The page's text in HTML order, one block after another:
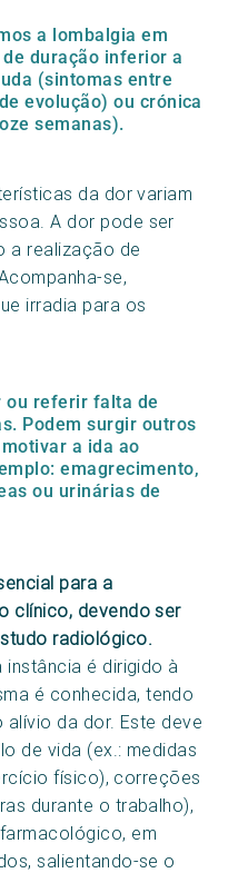
a lombalgia em
duração inferior a
(sintomas entre
evolução) ou crónica
semanas).
da dor variam
A dor pode ser
a realização de
se,
irradia para os
ou referir falta de
Podem surgir outros
a ida ao
emagrecimento,
ou urinárias de
para a
clínico, devendo ser
radiológico.
instância é dirigido à
é conhecida, tendo
da dor. Este deve
de vida (ex.: medidas
físico), correções
durante o trabalho),
em
salientando-se o